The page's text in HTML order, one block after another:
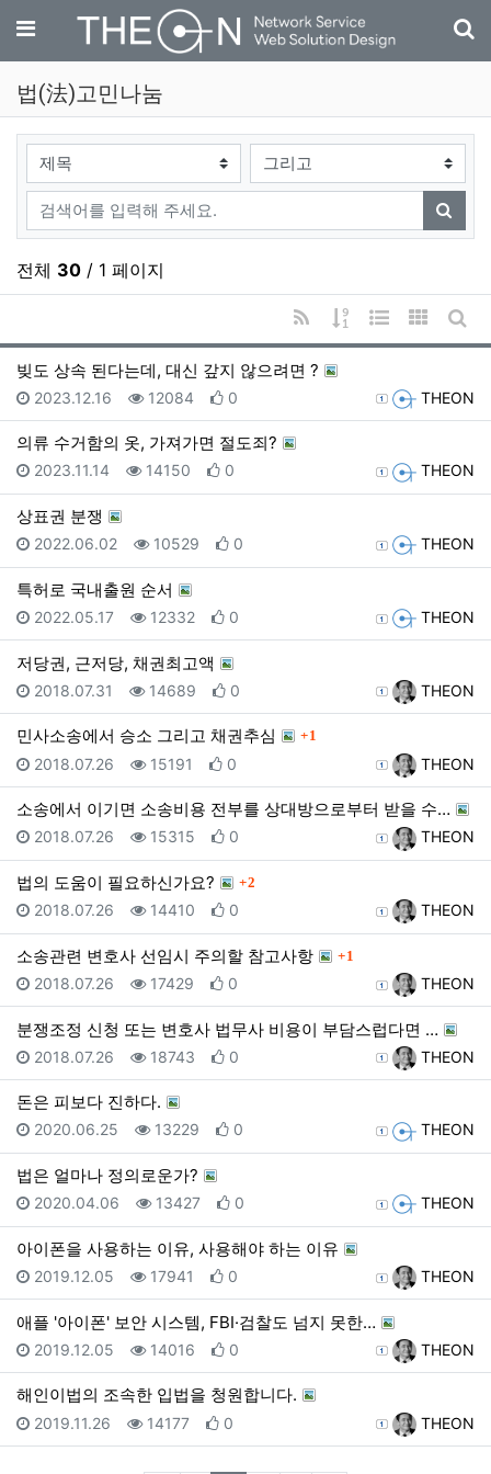
메뉴
법(法)고민나눔
검색대상
검색어
검색
전체 30 / 1 페이지
RSS
게시물 정렬
웹진 스타일
갤러리게
빚도 상속 된다는데, 대신 갚지 않으려면 ?
등록자 THEON
등록일
2023.12.16 조회
12084 추천
0
의류 수거함의 옷, 가져가면 절도죄?
등록자 THEON
등록일
2023.11.14 조회
14150 추천
0
상표권 분쟁
등록자 THEON
등록일
2022.06.02 조회
10529 추천
0
특허로 국내출원 순서
등록자 THEON
등록일
2022.05.17 조회
12332 추천
0
저당권, 근저당, 채권최고액
등록자 THEON
등록일
2018.07.31 조회
14689 추천
0
민사소송에서 승소 그리고 채권추심 댓글
1
등록자 THEON
등록일
2018.07.26 조회
15191 추천
0
소송에서 이기면 소송비용 전부를 상대방으로부터 받을 수…
등록자 THEON
등록일
2018.07.26 조회
15315 추천
0
법의 도움이 필요하신가요? 댓글
2
등록자 THEON
등록일
2018.07.26 조회
14410 추천
0
소송관련 변호사 선임시 주의할 참고사항 댓글
1
등록자 THEON
등록일
2018.07.26 조회
17429 추천
0
분쟁조정 신청 또는 변호사 법무사 비용이 부담스럽다면 …
등록자 THEON
등록일
2018.07.26 조회
18743 추천
0
돈은 피보다 진하다.
등록자 THEON
등록일
2020.06.25 조회
13229 추천
0
법은 얼마나 정의로운가?
등록자 THEON
등록일
2020.04.06 조회
13427 추천
0
아이폰을 사용하는 이유, 사용해야 하는 이유
등록자 THEON
등록일
2019.12.05 조회
17941 추천
0
애플 '아이폰' 보안 시스템, FBI·검찰도 넘지 못한…
등록자 THEON
등록일
2019.12.05 조회
14016 추천
0
해인이법의 조속한 입법을 청원합니다.
등록자 THEON
등록일
2019.11.26 조회
14177 추천
0